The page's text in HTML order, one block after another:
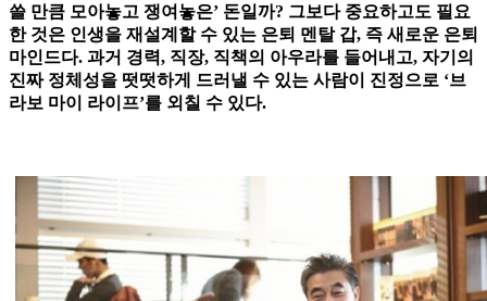
쓸 만큼 모아놓고 쟁여놓은’ 돈일까? 그보다 중요하고도 필요
한 것은 인생을 재설계할 수 있는 은퇴 멘탈 갑, 즉 새로운 은퇴
마인드다. 과거 경력, 직장, 직책의 아우라를 들어내고, 자기의
진짜 정체성을 떳떳하게 드러낼 수 있는 사람이 진정으로 ‘브
라보 마이 라이프’를 외칠 수 있다.